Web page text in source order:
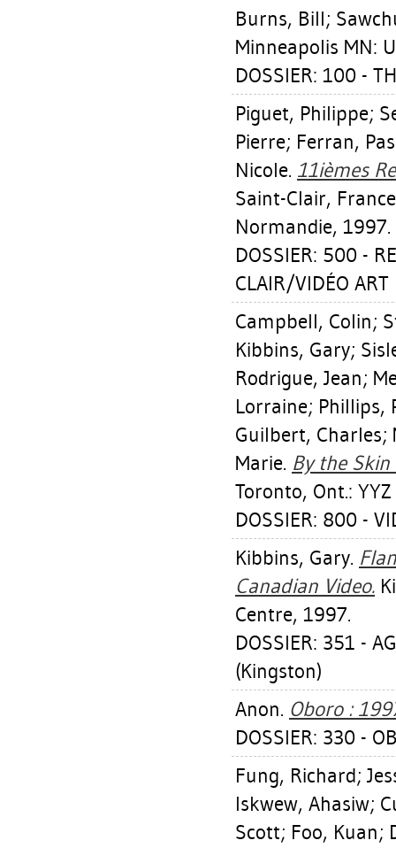
Burns, Bill;
Minneapolis MN:
DOSSIER: 100 -
Piguet, Philippe;
Pierre; Ferran,
Nicole. 11ièmes
Saint-Clair,
Normandie, 1997.
DOSSIER: 500 -
CLAIR/VIDÉO
Campbell, Colin;
Kibbins, Gary;
Rodrigue, Jean;
Lorraine; Phillips,
Guilbert, Charles;
Marie. By the
Toronto, Ont.:
DOSSIER: 800 -
Kibbins, Gary.
Canadian Video.
Centre, 1997.
DOSSIER: 351 -
(Kingston)
Anon. Oboro :
DOSSIER: 330 -
Fung, Richard;
Iskwew, Ahasiw;
Scott; Foo, Kuan;